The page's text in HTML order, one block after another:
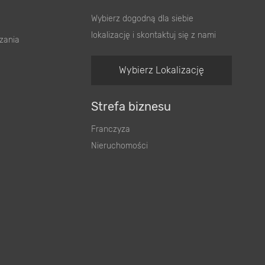
Wybierz dogodną dla siebie
lokalizację i skontaktuj się z nami
Wybierz Lokalizację
Strefa biznesu
Franczyza
Nieruchomości